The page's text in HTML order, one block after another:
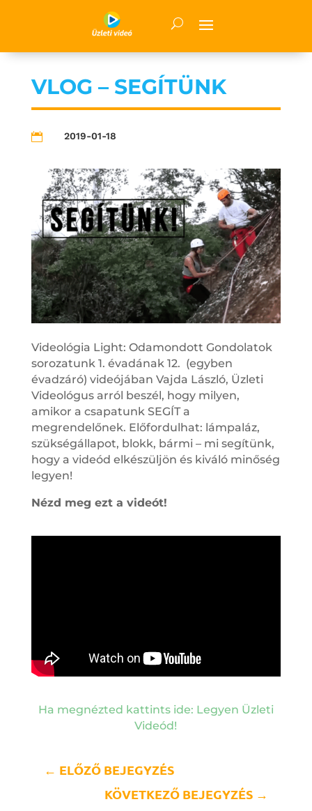
VLOG – SEGÍTÜNK
 2019-01-18
Videológia Light: Odamondott Gondolatok
sorozatunk 1. évadának 12. (egyben
évadzáró) videójában Vajda László, Üzleti
Videológus arról beszél, hogy milyen,
amikor a csapatunk SEGÍT a
megrendelőnek. Előfordulhat: lámpaláz,
szükségállapot, blokk, bármi – mi segítünk,
hogy a videód elkészüljön és kiváló minőség
legyen!
Nézd meg ezt a videót!
Ha megnézted kattints ide: Legyen Üzleti
Videód!
← ELŐZŐ BEJEGYZÉS
KÖVETKEZŐ BEJEGYZÉS →